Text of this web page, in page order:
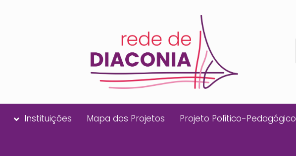
Instituições Mapa dos Projetos Projeto Político-Pedagógico